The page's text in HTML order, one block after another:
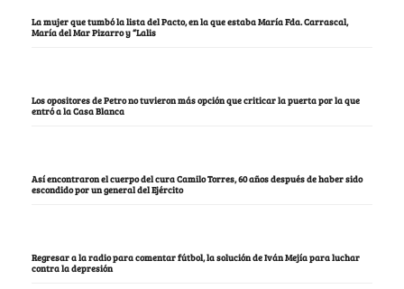
La mujer que tumbó la lista del Pacto, en la que estaba María Fda. Carrascal,
María del Mar Pizarro y “Lalis
Los opositores de Petro no tuvieron más opción que criticar la puerta por la que
entró a la Casa Blanca
Así encontraron el cuerpo del cura Camilo Torres, 60 años después de haber sido
escondido por un general del Ejército
Regresar a la radio para comentar fútbol, la solución de Iván Mejía para luchar
contra la depresión